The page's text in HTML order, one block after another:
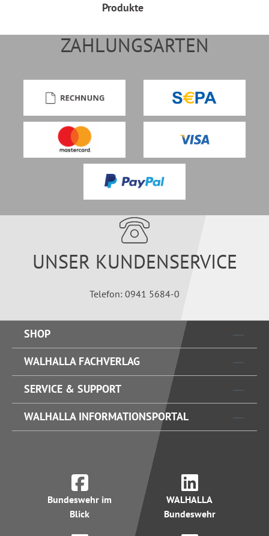
Produkte
ZAHLUNGSARTEN
UNSER KUNDENSERVICE
Telefon: 0941 5684-0
SHOP
WALHALLA FACHVERLAG
SERVICE & SUPPORT
WALHALLA INFORMATIONSPORTAL
Bundeswehr im
Blick
WALHALLA
Bundeswehr